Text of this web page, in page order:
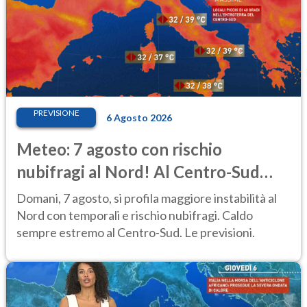
PREVISIONE 6 Agosto 2026
Meteo: 7 agosto con rischio
nubifragi al Nord! Al Centro-Sud
caldo estremo
Domani, 7 agosto, si profila maggiore instabilità al
Nord con temporali e rischio nubifragi. Caldo
sempre estremo al Centro-Sud. Le previsioni.